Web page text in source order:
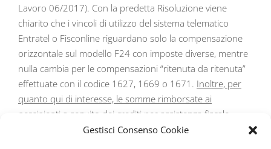
Gestisci Consenso Cookie
Lavoro 06/2017). Con la predetta Risoluzione viene
chiarito che i vincoli di utilizzo del sistema telematico
Entratel o Fisconline riguardano solo la compensazione
orizzontale sul modello F24 con imposte diverse, mentre
nulla cambia per le compensazioni “ritenuta da ritenuta”
effettuate con il codice 1627, 1669 o 1671. Inoltre, per
quanto qui di interesse, le somme rimborsate ai
percipienti a seguito dei crediti per assistenza fiscale
scaturenti dai modelli 730/4, la Risoluzione precisa che la